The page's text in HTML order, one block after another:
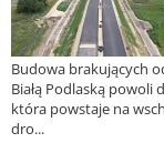
Budowa brakujących
Białą Podlaską powoli
która powstaje na
dro...